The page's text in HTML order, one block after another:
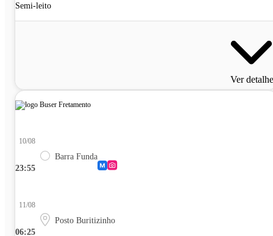
Semi-leito
Ver
23:55
10/08
Barra Funda
06:25
11/08
Posto Buritizinho